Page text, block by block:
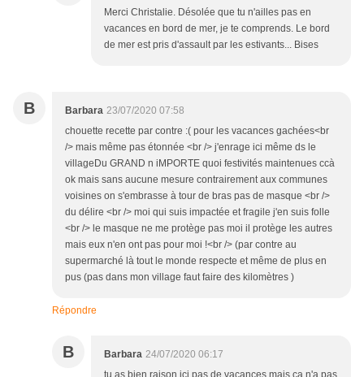
Merci Christalie. Désolée que tu n'ailles pas en
vacances en bord de mer, je te comprends. Le bord
de mer est pris d'assault par les estivants... Bises
B Barbara 23/07/2020 07:58
chouette recette par contre :( pour les vacances gachées<br
/> mais même pas étonnée <br /> j'enrage ici même ds le
villageDu GRAND n iMPORTE quoi festivités maintenues ccà
ok mais sans aucune mesure contrairement aux communes
voisines on s'embrasse à tour de bras pas de masque <br />
du délire <br /> moi qui suis impactée et fragile j'en suis folle
<br /> le masque ne me protège pas moi il protège les autres
mais eux n'en ont pas pour moi !<br /> (par contre au
supermarché là tout le monde respecte et même de plus en
pus (pas dans mon village faut faire des kilomètres )
Répondre
B Barbara 24/07/2020 06:17
tu as bien raison ici pas de vacances mais ça n'a pas